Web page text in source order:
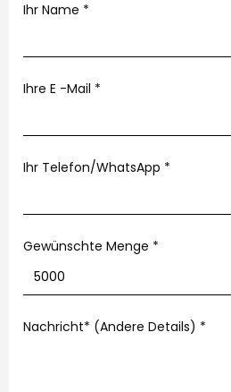
Ihr Name *
Ihre E -Mail *
Ihr Telefon/WhatsApp *
Gewünschte Menge *
Nachricht* (Andere Details) *